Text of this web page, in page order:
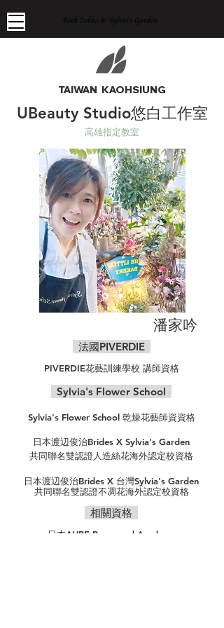
TAIWAN KAOHSIUNG
UBeauty Studio悠白工作室
高雄指定教室
潘家吟
法國PIVERDIE
PIVERDIE花藝訓練學校 講師資格
Sylvia's Flower School
Sylvia's Flower School 乾燥花藝師資資格
日本渡辺俊治Brides X Sylvia's Garden
共同聯名雙認證人造絲花海外認定校資格
日本渡辺俊治Brides X 台灣Sylvia's Garden
共同聯名雙認證不凋花海外認定校資格
相關資格
日本AUBE Preserved Academy